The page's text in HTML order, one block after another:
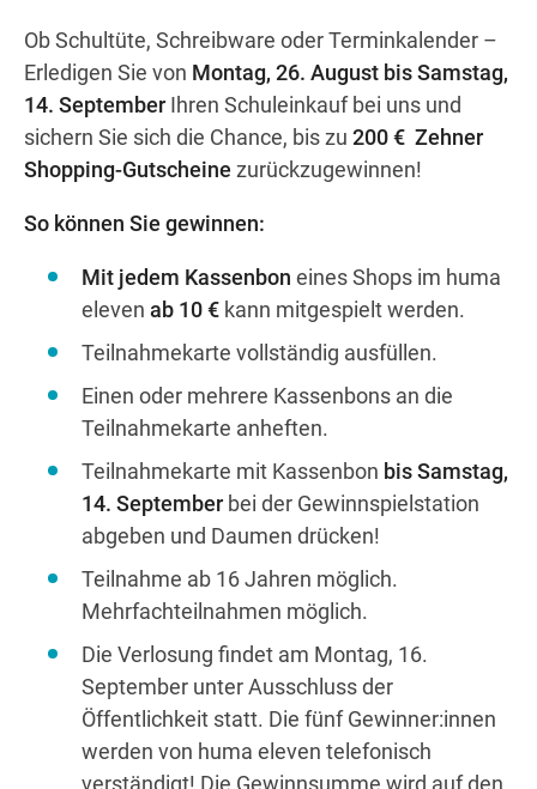
Ob Schultüte, Schreibware oder Terminkalender –
Erledigen Sie von Montag, 26. August bis Samstag,
14. September Ihren Schuleinkauf bei uns und
sichern Sie sich die Chance, bis zu 200 € Zehner
Shopping-Gutscheine zurückzugewinnen!
So können Sie gewinnen:
Mit jedem Kassenbon eines Shops im huma
eleven ab 10 € kann mitgespielt werden.
Teilnahmekarte vollständig ausfüllen.
Einen oder mehrere Kassenbons an die
Teilnahmekarte anheften.
Teilnahmekarte mit Kassenbon bis Samstag,
14. September bei der Gewinnspielstation
abgeben und Daumen drücken!
Teilnahme ab 16 Jahren möglich.
Mehrfachteilnahmen möglich.
Die Verlosung findet am Montag, 16.
September unter Ausschluss der
Öffentlichkeit statt. Die fünf Gewinner:innen
werden von huma eleven telefonisch
verständigt! Die Gewinnsumme wird auf den